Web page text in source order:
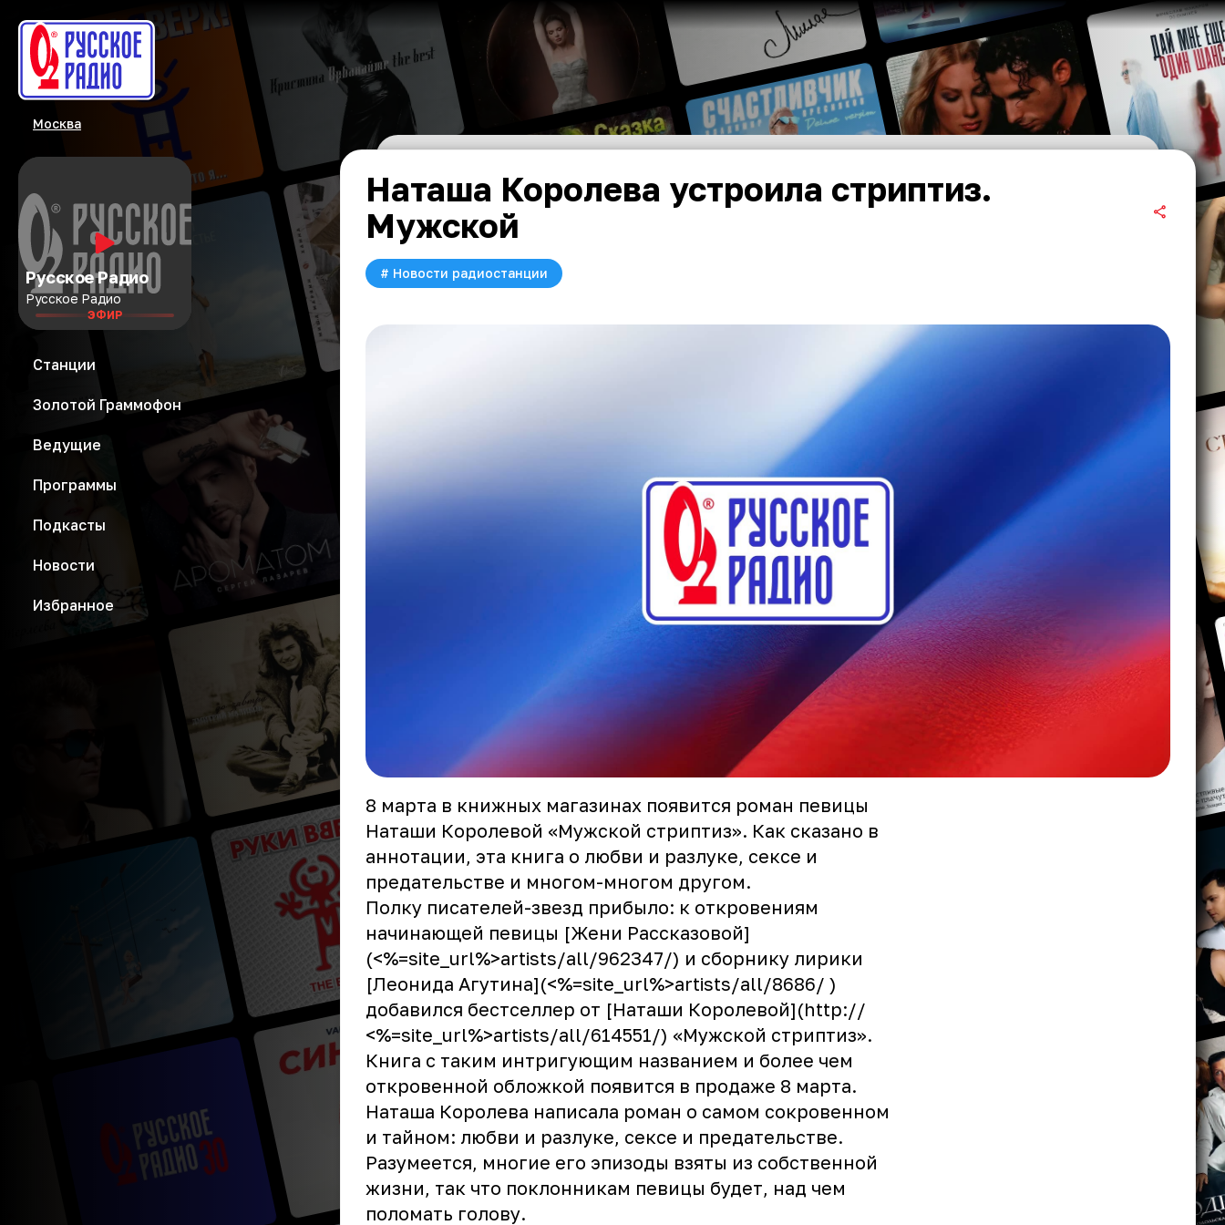
Москва
Русское Радио
Русское Радио
ЭФИР
Станции
Золотой Граммофон
Ведущие
Программы
Подкасты
Новости
Избранное
Наташа Королева устроила стриптиз.
Мужской
# Новости радиостанции
8 марта в книжных магазинах появится роман певицы
Наташи Королевой «Мужской стриптиз». Как сказано в
аннотации, эта книга о любви и разлуке, сексе и
предательстве и многом-многом другом.
Полку писателей-звезд прибыло: к откровениям
начинающей певицы [Жени Рассказовой]
(<%=site_url%>artists/all/962347/) и сборнику лирики
[Леонида Агутина](<%=site_url%>artists/all/8686/ )
добавился бестселлер от [Наташи Королевой](http://
<%=site_url%>artists/all/614551/) «Мужской стриптиз».
Книга с таким интригующим названием и более чем
откровенной обложкой появится в продаже 8 марта.
Наташа Королева написала роман о самом сокровенном
и тайном: любви и разлуке, сексе и предательстве.
Разумеется, многие его эпизоды взяты из собственной
жизни, так что поклонникам певицы будет, над чем
поломать голову.